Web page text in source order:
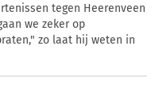
tegen Heerenveen
we zeker op
zo laat hij weten in